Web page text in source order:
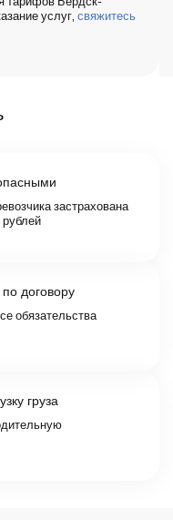
услуг, свяжитесь
застрахована
договору
обязательства
груза